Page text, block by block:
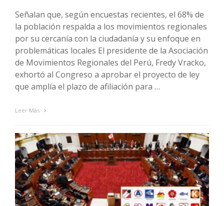
Señalan que, según encuestas recientes, el 68% de
la población respalda a los movimientos regionales
por su cercanía con la ciudadanía y su enfoque en
problemáticas locales El presidente de la Asociación
de Movimientos Regionales del Perú, Fredy Vracko,
exhortó al Congreso a aprobar el proyecto de ley
que amplía el plazo de afiliación para …
Leer Más